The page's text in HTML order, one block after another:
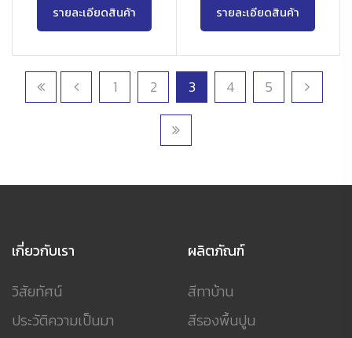
รายละเอียดสินค้า รายละเอียดสินค้า
1 2 3 4 5
เกี่ยวกับเรา
วิสัยทัศน์
ประวัติความเป็นมา
ผลิตภัณฑ์
สีทาบ้าน
สีรองพื้นปูน